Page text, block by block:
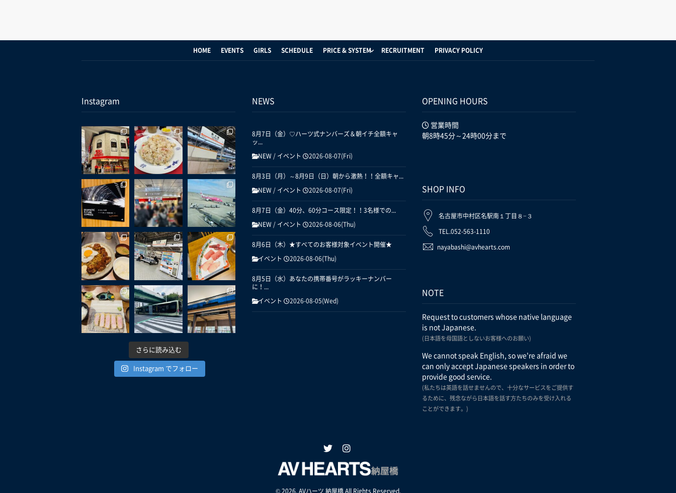
HOME EVENTS GIRLS SCHEDULE PRICE & SYSTEM RECRUITMENT PRIVACY POLICY
Instagram
さらに読み込む
Instagram でフォロー
NEWS
8月7日（金）♡ハーツ式ナンバーズ＆朝イチ全額キャ
ッ...
NEW / イベント 2026-08-07(Fri)
8月3日（月）～8月9日（日）朝から激熱！！全額キャ...
NEW / イベント 2026-08-07(Fri)
8月7日（金）40分、60分コース限定！！3名様での...
NEW / イベント 2026-08-06(Thu)
8月6日（木）★すべてのお客様対象イベント開催★
イベント 2026-08-06(Thu)
8月5日（水）あなたの携帯番号がラッキーナンバー
に！...
イベント 2026-08-05(Wed)
OPENING HOURS
営業時間
朝8時45分～24時00分まで
SHOP INFO
名古屋市中村区名駅南１丁目８−３
TEL.052-563-1110
nayabashi@avhearts.com
NOTE
Request to customers whose native language
is not Japanese.
(日本語を母国語としないお客様へのお願い)
We cannot speak English, so we're afraid we
can only accept Japanese speakers in order to
provide good service.
(私たちは英語を話せませんので、十分なサービスをご提供す
るために、残念ながら日本語を話す方たちのみを受け入れる
ことができます。)
© 2026. AVハーツ 納屋橋 All Rights Reserved.